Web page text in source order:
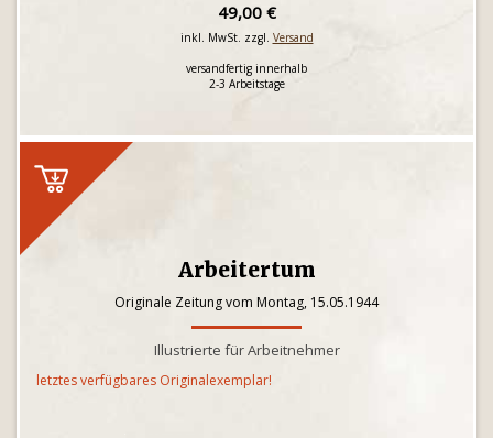
49,00 €
inkl. MwSt. zzgl. Versand
versandfertig innerhalb
2-3 Arbeitstage
Arbeitertum
Originale Zeitung vom Montag, 15.05.1944
Illustrierte für Arbeitnehmer
letztes verfügbares Originalexemplar!